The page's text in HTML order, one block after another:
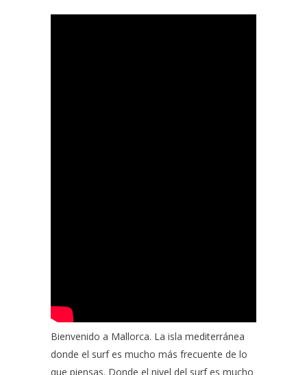
Bienvenido a Mallorca. La isla mediterránea
donde el surf es mucho más frecuente de lo
que piensas. Donde el nivel del surf es mucho